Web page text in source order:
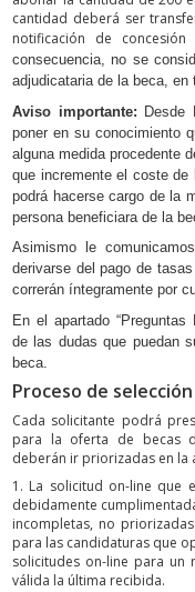
cantidad deberá ser
notificación de
consecuencia, no se
adjudicataria de la beca, en
Aviso importante: Desde
poner en su conocimiento
alguna medida procedente
que incremente el coste
podrá hacerse cargo de la
persona beneficiara de la
Asimismo le
derivarse del pago de
correrán íntegramente por
En el apartado “Preguntas
de las dudas que puedan
beca.
Proceso de selección
Cada solicitante podrá
para la oferta de becas
deberán ir priorizadas en la
1. La solicitud on-line que
debidamente
incompletas, no
para las candidaturas que
solicitudes on-line para un
válida la última recibida.